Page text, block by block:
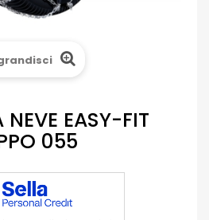
EASY-FIT
055